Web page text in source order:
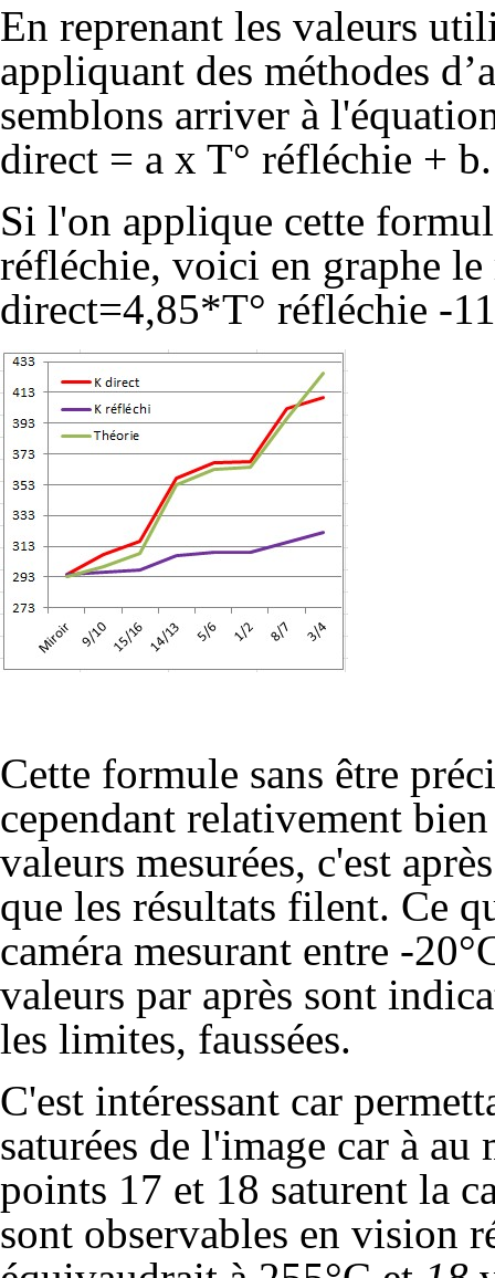
En reprenant les valeurs
appliquant des méthodes
semblons arriver à
direct = a x T° réfléchie + b.
Si l'on applique cette
réfléchie, voici en graphe
direct=4,85*T° réfléchie -
Cette formule sans être
cependant relativement
valeurs mesurées, c'est
que les résultats filent. Ce
caméra mesurant entre -
valeurs par après sont
les limites, faussées.
C'est intéressant car
saturées de l'image car à
points 17 et 18 saturent la
sont observables en vision